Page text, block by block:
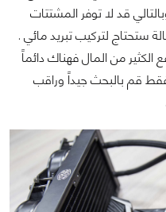
قد لا توفر المشتتات
ستحتاج لتركيب تبريد مائي .
من المال فهناك دائماً
فقط قم بالبحث جيداً وراقب